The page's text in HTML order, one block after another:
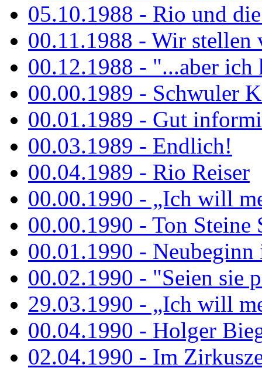
05.10.1988 - Rio und
00.11.1988 - Wir stellen
00.12.1988 - "...aber ich
00.00.1989 - Schwuler
00.01.1989 - Gut
00.03.1989 - Endlich!
00.04.1989 - Rio Reiser
00.00.1990 - „Ich will
00.00.1990 - Ton Steine
00.01.1990 -
00.02.1990 - "Seien sie
29.03.1990 - „Ich will
00.04.1990 - Holger
02.04.1990 - Im